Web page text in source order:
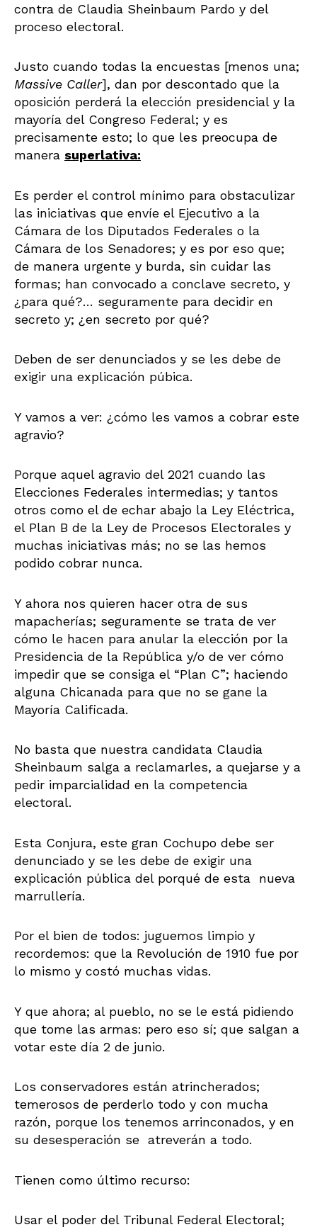
contra de Claudia Sheinbaum Pardo y del
proceso electoral.
Justo cuando todas la encuestas [menos una;
Massive Caller], dan por descontado que la
oposición perderá la elección presidencial y la
mayoría del Congreso Federal; y es
precisamente esto; lo que les preocupa de
manera superlativa:
Es perder el control mínimo para obstaculizar
las iniciativas que envíe el Ejecutivo a la
Cámara de los Diputados Federales o la
Cámara de los Senadores; y es por eso que;
de manera urgente y burda, sin cuidar las
formas; han convocado a conclave secreto, y
¿para qué?… seguramente para decidir en
secreto y; ¿en secreto por qué?
Deben de ser denunciados y se les debe de
exigir una explicación púbica.
Y vamos a ver: ¿cómo les vamos a cobrar este
agravio?
Porque aquel agravio del 2021 cuando las
Elecciones Federales intermedias; y tantos
otros como el de echar abajo la Ley Eléctrica,
el Plan B de la Ley de Procesos Electorales y
muchas iniciativas más; no se las hemos
podido cobrar nunca.
Y ahora nos quieren hacer otra de sus
mapacherías; seguramente se trata de ver
cómo le hacen para anular la elección por la
Presidencia de la República y/o de ver cómo
impedir que se consiga el “Plan C”; haciendo
alguna Chicanada para que no se gane la
Mayoría Calificada.
No basta que nuestra candidata Claudia
Sheinbaum salga a reclamarles, a quejarse y a
pedir imparcialidad en la competencia
electoral.
Esta Conjura, este gran Cochupo debe ser
denunciado y se les debe de exigir una
explicación pública del porqué de esta nueva
marrullería.
Por el bien de todos: juguemos limpio y
recordemos: que la Revolución de 1910 fue por
lo mismo y costó muchas vidas.
Y que ahora; al pueblo, no se le está pidiendo
que tome las armas: pero eso sí; que salgan a
votar este día 2 de junio.
Los conservadores están atrincherados;
temerosos de perderlo todo y con mucha
razón, porque los tenemos arrinconados, y en
su desesperación se atreverán a todo.
Tienen como último recurso:
Usar el poder del Tribunal Federal Electoral;